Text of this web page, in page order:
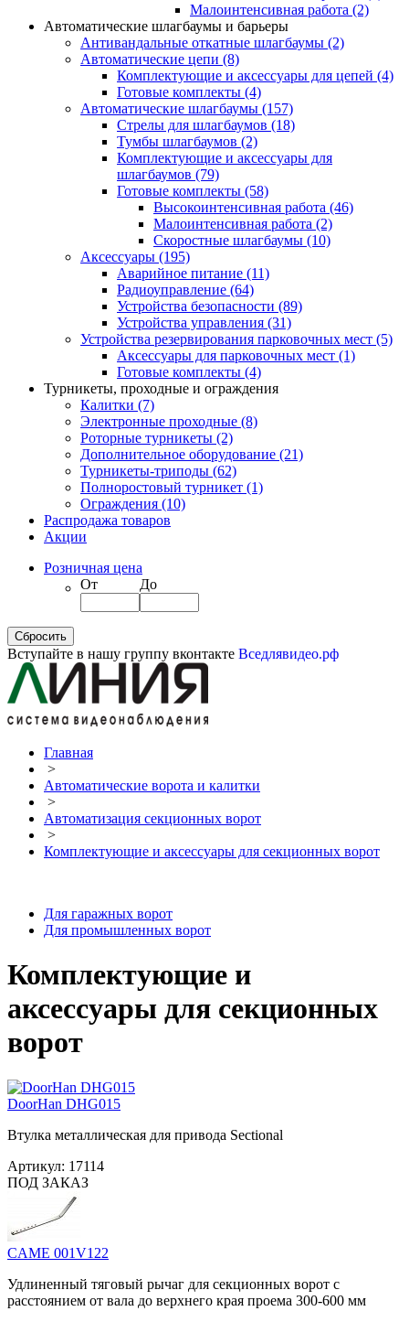
Малоинтенсивная работа (2)
Автоматические шлагбаумы и барьеры
Антивандальные откатные шлагбаумы (2)
Автоматические цепи (8)
Комплектующие и аксессуары для цепей (4)
Готовые комплекты (4)
Автоматические шлагбаумы (157)
Стрелы для шлагбаумов (18)
Тумбы шлагбаумов (2)
Комплектующие и аксессуары для
шлагбаумов (79)
Готовые комплекты (58)
Высокоинтенсивная работа (46)
Малоинтенсивная работа (2)
Скоростные шлагбаумы (10)
Аксессуары (195)
Аварийное питание (11)
Радиоуправление (64)
Устройства безопасности (89)
Устройства управления (31)
Устройства резервирования парковочных мест (5)
Аксессуары для парковочных мест (1)
Готовые комплекты (4)
Турникеты, проходные и ограждения
Калитки (7)
Электронные проходные (8)
Роторные турникеты (2)
Дополнительное оборудование (21)
Турникеты-триподы (62)
Полноростовый турникет (1)
Ограждения (10)
Распродажа товаров
Акции
Розничная цена
От
До
Вступайте в нашу группу вконтакте Вседлявидео.рф
Главная
>
Автоматические ворота и калитки
>
Автоматизация секционных ворот
>
Комплектующие и аксессуары для секционных ворот
Для гаражных ворот
Для промышленных ворот
Комплектующие и
аксессуары для секционных
ворот
DoorHan DHG015
Втулка металлическая для привода Sectional
Артикул: 17114
ПОД ЗАКАЗ
CAME 001V122
Удлиненный тяговый рычаг для секционных ворот с
расстоянием от вала до верхнего края проема 300-600 мм